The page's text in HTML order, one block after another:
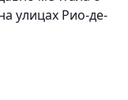
улицах Рио-де-